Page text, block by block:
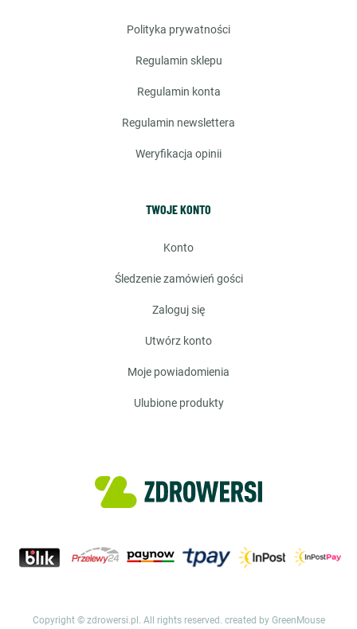
polityka prywatności
regulamin sklepu
regulamin konta
regulamin newslettera
weryfikacja opinii
TWOJE KONTO
konto
śledzenie zamówień gości
zaloguj się
utwórz konto
moje powiadomienia
ulubione produkty
Copyright © zdrowersi.pl. All rights reserved. created by GreenMouse